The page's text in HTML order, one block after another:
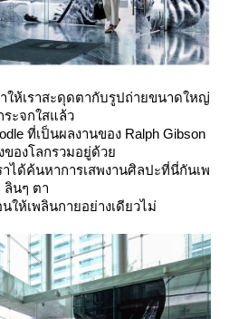
ห้เราสะดุดตากับรูปถ่ายขนาดใหญ่
ะจกใสแล้ว
ที่เป็นผลงานของ Ralph Gibson
ของโลกรวมอยู่ด้ว
าได้ค้นหาการเสพงานศิลปะที่นี่กันเพ
ลินๆ ตา
ห้เพลินกายอย่างเดียวไม่